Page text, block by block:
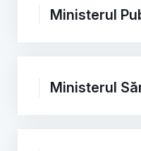
Ministerul
Ministerul